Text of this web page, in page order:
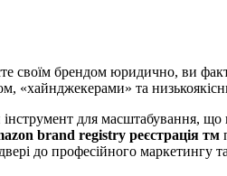
своїм брендом юридично, ви
«хайнджекерами» та
для масштабування,
brand registry реєстрація тм
до професійного маркетингу